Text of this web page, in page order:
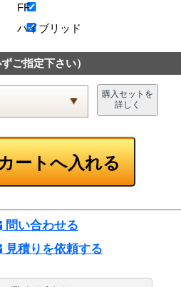
FF
ハイブリッド
ずご指定下さい）
購入セットを
詳しく
問い合わせる
見積りを依頼する